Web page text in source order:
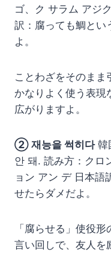
ゴ、ク サラム アジ
訳：腐っても鯛とい
よ。
ことわざをそのまま
かなりよく使う表現
広がりますよ。
② 재능을 썩히다韓
안 돼. 読み方：クロ
ョン アン デ 日本語
せたらダメだよ。
「腐らせる」使役
言い回しで、友人を